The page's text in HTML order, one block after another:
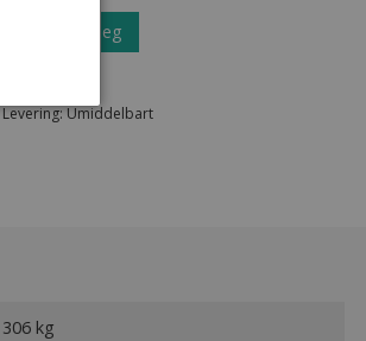
Kontakt meg
Levering: Umiddelbart
306 kg